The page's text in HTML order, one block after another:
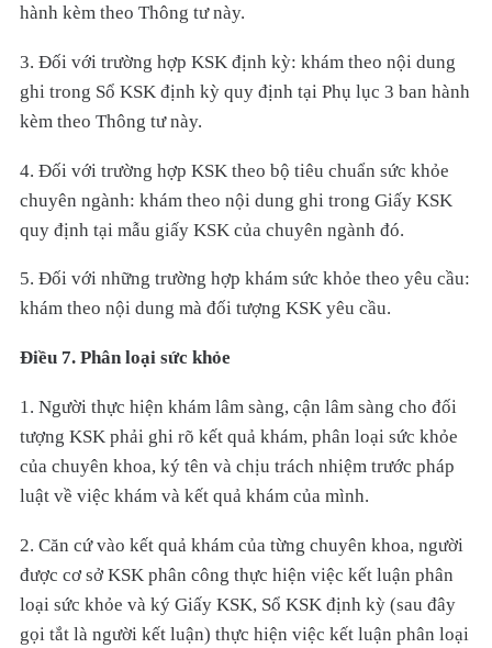
hành kèm theo Thông tư này.
3. Đối với trường hợp KSK định kỳ: khám theo nội dung
ghi trong Sổ KSK định kỳ quy định tại Phụ lục 3 ban hành
kèm theo Thông tư này.
4. Đối với trường hợp KSK theo bộ tiêu chuẩn sức khỏe
chuyên ngành: khám theo nội dung ghi trong Giấy KSK
quy định tại mẫu giấy KSK của chuyên ngành đó.
5. Đối với những trường hợp khám sức khỏe theo yêu cầu:
khám theo nội dung mà đối tượng KSK yêu cầu.
Điều 7. Phân loại sức khỏe
1. Người thực hiện khám lâm sàng, cận lâm sàng cho đối
tượng KSK phải ghi rõ kết quả khám, phân loại sức khỏe
của chuyên khoa, ký tên và chịu trách nhiệm trước pháp
luật về việc khám và kết quả khám của mình.
2. Căn cứ vào kết quả khám của từng chuyên khoa, người
được cơ sở KSK phân công thực hiện việc kết luận phân
loại sức khỏe và ký Giấy KSK, Sổ KSK định kỳ (sau đây
gọi tắt là người kết luận) thực hiện việc kết luận phân loại